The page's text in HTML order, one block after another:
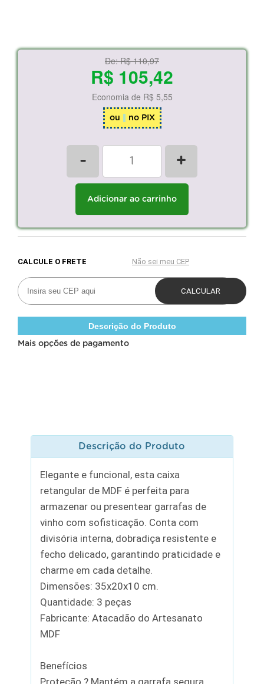
De:R$ 110,97
R$ 105,42
Economia de R$ 5,55
ou no PIX
- +
Adicionar ao carrinho
Descrição do Produto
Mais opções de pagamento
Descrição do Produto
Elegante e funcional, esta caixa
retangular de MDF é perfeita para
armazenar ou presentear garrafas de
vinho com sofisticação. Conta com
divisória interna, dobradiça resistente e
fecho delicado, garantindo praticidade e
charme em cada detalhe.
Dimensões: 35x20x10 cm.
Quantidade: 3 peças
Fabricante: Atacadão do Artesanato
MDF
Benefícios
Proteção ? Mantém a garrafa segura